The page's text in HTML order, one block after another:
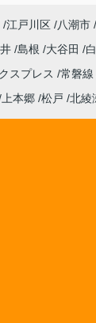
江戸川区 八潮市
島根 大谷田
スプレス 常磐線
上本郷 松戸 北綾